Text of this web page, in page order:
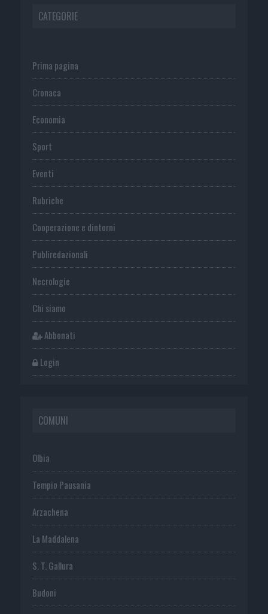
CATEGORIE
Prima pagina
Cronaca
Economia
Sport
Eventi
Rubriche
Cooperazione e dintorni
Publiredazionali
Necrologie
Chi siamo
Abbonati
Login
COMUNI
Olbia
Tempio Pausania
Arzachena
La Maddalena
S. T. Gallura
Budoni